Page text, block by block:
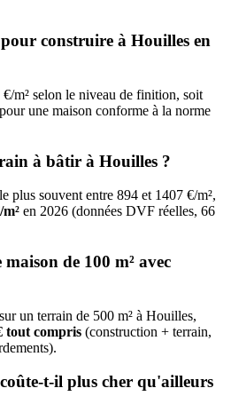
construire à Houilles en
m² selon le niveau de finition, soit
pour une maison conforme à la norme
à bâtir à Houilles ?
plus souvent entre 894 et 1407 €/m²,
m² en 2026 (données DVF réelles, 66
de 100 m² avec
un terrain de 500 m² à Houilles,
tout compris (construction + terrain,
t-il plus cher qu'ailleurs